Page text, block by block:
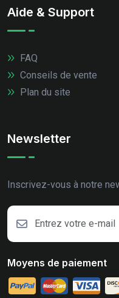
Aide & Support
FAQ
Conseils de vente
Plan du site
Newsletter
Inscrivez-vous à notre
Moyens de paiement